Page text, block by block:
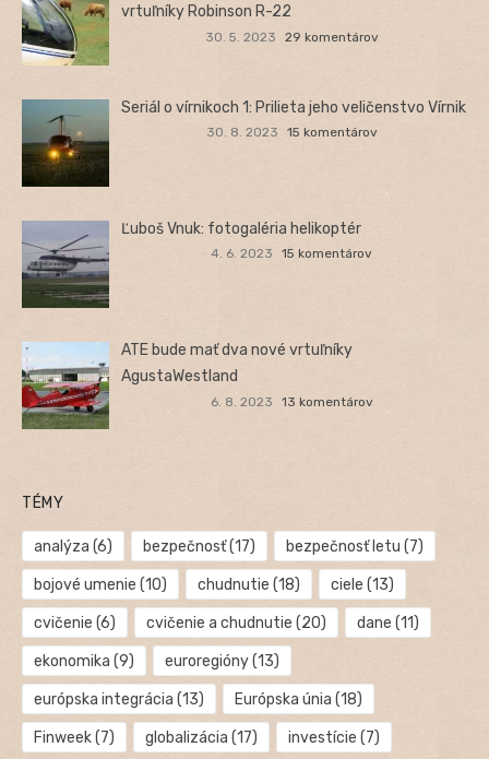
vrtuľníky Robinson R-22
30. 5. 2023 29 komentárov
Seriál o vírnikoch 1: Prilieta jeho veličenstvo Vírnik
30. 8. 2023 15 komentárov
Ľuboš Vnuk: fotogaléria helikoptér
4. 6. 2023 15 komentárov
ATE bude mať dva nové vrtuľníky
AgustaWestland
6. 8. 2023 13 komentárov
TÉMY
analýza (6) bezpečnosť(17) bezpečnosť letu (7)
bojové umenie (10) chudnutie (18) ciele (13)
cvičenie (6) cvičenie a chudnutie (20) dane (11)
ekonomika (9) euroregióny(13)
európska integrácia (13) Európska únia (18)
Finweek(7) globalizácia (17) investície (7)